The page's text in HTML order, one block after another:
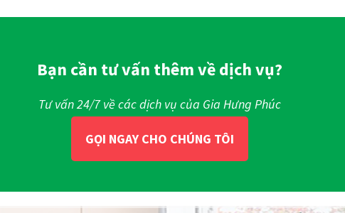
Bạn cần tư vấn thêm về dịch vụ?
Tư vấn 24/7 về các dịch vụ của Gia Hưng Phúc
GỌI NGAY CHO CHÚNG TÔI